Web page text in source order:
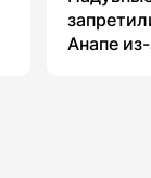
Анапе